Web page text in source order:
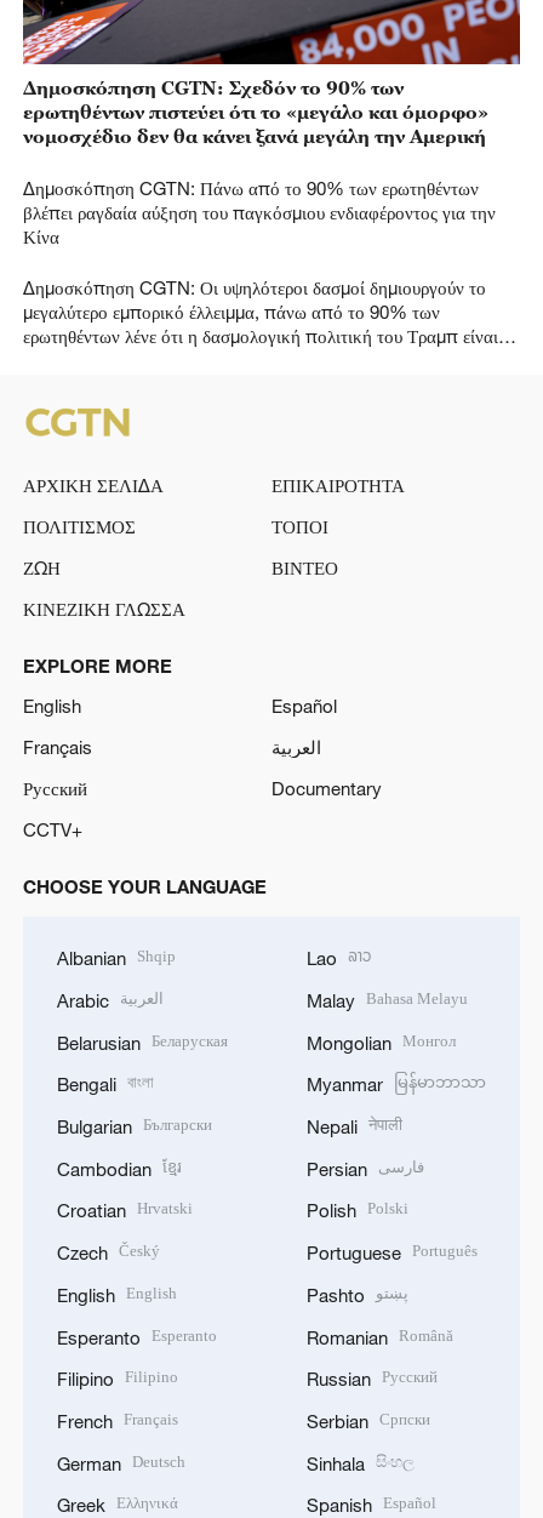
Δημοσκόπηση CGTN: Σχεδόν το 90% των
ερωτηθέντων πιστεύει ότι το «μεγάλο και όμορφο»
νομοσχέδιο δεν θα κάνει ξανά μεγάλη την Αμερική
Δημοσκόπηση CGTN: Πάνω από το 90% των ερωτηθέντων
βλέπει ραγδαία αύξηση του παγκόσμιου ενδιαφέροντος για την
Κίνα
Δημοσκόπηση CGTN: Οι υψηλότεροι δασμοί δημιουργούν το
μεγαλύτερο εμπορικό έλλειμμα, πάνω από το 90% των
ερωτηθέντων λένε ότι η δασμολογική πολιτική του Τραμπ είναι
ΑΡΧΙΚΗ ΣΕΛΙΔΑ
ΕΠΙΚΑΙΡΟΤΗΤΑ
ΠΟΛΙΤΙΣΜΟΣ
ΤΟΠΟΙ
ΖΩΗ
ΒΙΝΤΕΟ
ΚΙΝΕΖΙΚΗ ΓΛΩΣΣΑ
EXPLORE MORE
English
Español
Français
العربية
Русский
Documentary
CCTV+
CHOOSE YOUR LANGUAGE
Albanian Shqip
Arabic العربية
Belarusian Беларуская
Bengali বাংলা
Bulgarian Български
Cambodian ខ្មែរ
Croatian Hrvatski
Czech Český
English English
Esperanto Esperanto
Filipino Filipino
French Français
German Deutsch
Greek Ελληνικά
Lao ລາວ
Malay Bahasa Melayu
Mongolian Монгол
Myanmar မြန်မာဘာသာ
Nepali नेपाली
Persian فارسی
Polish Polski
Portuguese Português
Pashto پښتو
Romanian Română
Russian Русский
Serbian Српски
Sinhala සිංහල
Spanish Español